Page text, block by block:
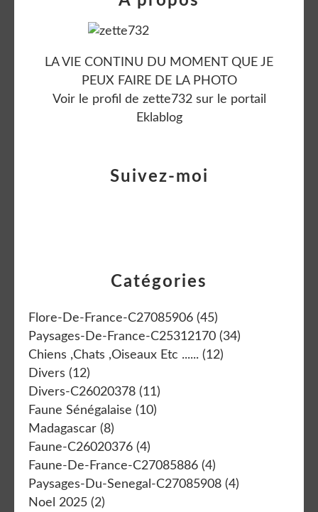
Catégories
Flore-De-France-C27085906 (45)
Paysages-De-France-C25312170 (34)
Chiens ,chats ,oiseaux Etc ...... (12)
Divers (12)
Divers-C26020378 (11)
Faune Sénégalaise (10)
Madagascar (8)
Faune-C26020376 (4)
Faune-De-France-C27085886 (4)
Paysages-Du-Senegal-C27085908 (4)
Noel 2025 (2)
Suivez-moi
LA VIE CONTINU DU MOMENT QUE JE
PEUX FAIRE DE LA PHOTO
Voir le profil de zette732sur le portail
Eklablog